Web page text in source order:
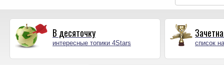
В десяточку
интересные топики 4Stars список